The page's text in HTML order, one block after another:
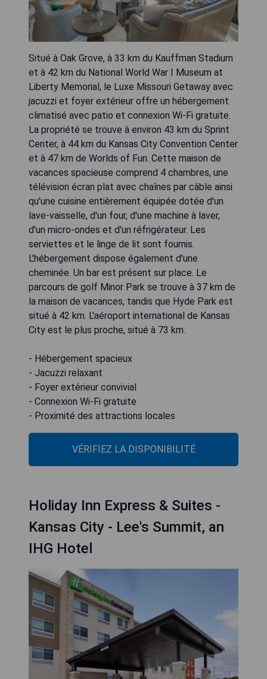
Situé à Oak Grove, à 33 km du Kauffman Stadium
et à 42 km du National World War I Museum at
Liberty Memorial, le Luxe Missouri Getaway avec
jacuzzi et foyer extérieur offre un hébergement
climatisé avec patio et connexion Wi-Fi gratuite.
La propriété se trouve à environ 43 km du Sprint
Center, à 44 km du Kansas City Convention Center
et à 47 km de Worlds of Fun. Cette maison de
vacances spacieuse comprend 4 chambres, une
télévision écran plat avec chaînes par câble ainsi
qu'une cuisine entièrement équipée dotée d'un
lave-vaisselle, d'un four, d'une machine à laver,
d'un micro-ondes et d'un réfrigérateur. Les
serviettes et le linge de lit sont fournis.
L'hébergement dispose également d'une
cheminée. Un bar est présent sur place. Le
parcours de golf Minor Park se trouve à 37 km de
la maison de vacances, tandis que Hyde Park est
situé à 42 km. L'aéroport international de Kansas
City est le plus proche, situé à 73 km.
- Hébergement spacieux
- Jacuzzi relaxant
- Foyer extérieur convivial
- Connexion Wi-Fi gratuite
- Proximité des attractions locales
VÉRIFIEZ LA DISPONIBILITÉ
Holiday Inn Express & Suites -
Kansas City - Lee's Summit, an
IHG Hotel